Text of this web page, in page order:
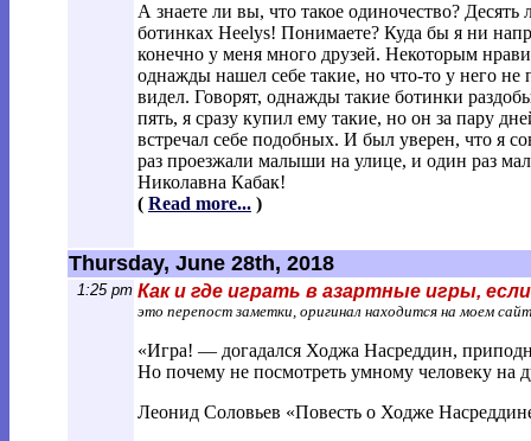
А знаете ли вы, что такое одиночество?
ботинках Heelys! Понимаете? Куда бы я ни
конечно у меня много друзей. Некоторым
однажды нашел себе такие, но что-то у него
видел. Говорят, однажды такие ботинки
пять, я сразу купил ему такие, но он за пару
встречал себе подобных. И был уверен, что я
раз проезжали малыши на улице, и один раз
Николавна Кабак!
( Read more... )
Thursday, June 28th, 2018
1:25 pm Как и где играть в азартные игры,
это перепост заметки, оригинал находится на моем
«Игра! — догадался Ходжа Насреддин,
Но почему не посмотреть умному человеку
Леонид Соловьев «Повесть о Ходже